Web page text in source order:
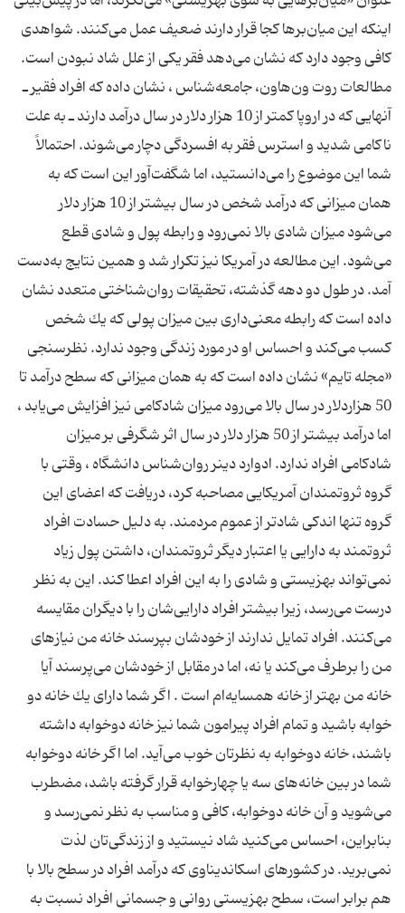
اینكه این میان‌برها كجا قرار دارند ضعیف عمل می‌كنند. شواهدی
كافی وجود دارد كه نشان می‌دهد فقر یكی از علل شاد نبودن است.
مطالعات روت ‌ون‌هاون، جامعه‌شناس ،‌ نشان داده كه افراد فقیر ـ
آنهایی كه در اروپا كمتر از 10 هزار دلار در سال درآمد دارند ـ به علت
ناكامی شدید و استرس فقر به افسردگی دچار می‌شوند. احتمالاً
شما این موضوع را می‌دانستید، اما شگفت‌آور این است كه به
همان میزانی كه درآمد شخص در سال بیشتر از 10 هزار دلار
می‌شود میزان شادی بالا نمی‌رود و رابطه پول و شادی قطع
می‌شود. این مطالعه در آمریكا نیز تكرار شد و همین نتایج به‌دست
آمد. در طول دو دهه گذشته، تحقیقات روان‌شناختی متعدد نشان
داده است كه رابطه معنی‌داری بین میزان پولی كه یك شخص
كسب می‌كند و احساس او در مورد زندگی وجود ندارد. نظرسنجی
«مجله تایم» نشان داده است كه به همان میزانی كه سطح درآمد تا
50 هزاردلار در سال بالا می‌رود میزان شادكامی نیز افزایش می‌یابد ،
اما درآمد بیشتر از 50 هزار دلار در سال اثر شگرفی بر میزان
شادكامی افراد ندارد. ادوارد دینر روان‌شناس دانشگاه ، وقتی با
گروه ثروتمندان آمریكایی مصاحبه كرد،‌ دریافت كه اعضای این
گروه تنها اندكی شادتر از عموم مردمند. به دلیل حسادت افراد
ثروتمند به دارایی یا اعتبار دیگر ثروتمندان، داشتن پول زیاد
نمی‌تواند بهزیستی و شادی را به این افراد اعطا كند. این به نظر
درست می‌رسد، زیرا بیشتر افراد دارایی‌شان را با دیگران مقایسه
می‌كنند. افراد تمایل ندارند از خودشان بپرسند خانه من نیازهای
من را برطرف می‌كند یا نه، اما در مقابل از خودشان می‌پرسند آیا
خانه من بهتر از خانه همسایه‌ام است . اگر شما دارای یك خانه دو
خوابه باشید و تمام افراد پیرامون شما نیز خانه دوخوابه داشته
باشند، خانه دوخوابه به نظرتان خوب می‌آید. اما اگر خانه دوخوابه
شما در بین خانه‌های سه یا چهارخوابه قرار گرفته باشد، مضطرب
می‌شوید و آن خانه دوخوابه، كافی و مناسب به نظر نمی‌رسد و
بنابراین، احساس می‌كنید شاد نیستید و از زندگی‌تان لذت
نمی‌برید. در كشورهای اسكاندیناوی كه درآمد افراد در سطح بالا با
هم برابر است،‌ سطح بهزیستی روانی و جسمانی افراد نسبت به